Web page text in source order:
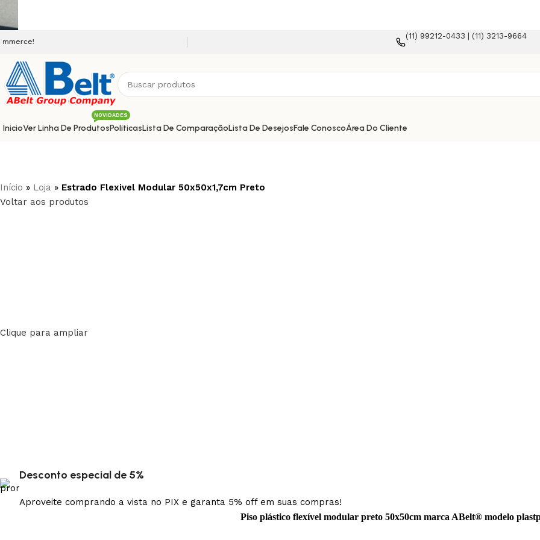
(11) 99212-0433 | (11) 3213-9664
InicioVer Linha De Produtos
NOVIDADES
PolíticasLista De ComparaçãoLista De DesejosFale ConoscoÁrea Do Cliente
Início » Loja » Estrado Flexivel Modular 50x50x1,7cm Preto
Voltar aos produtos
Clique para ampliar
Desconto especial de 5%
Aproveite comprando a vista no PIX e garanta 5% off em suas compras!
Piso plástico flexível modular preto 50x50cm marca ABelt® modelo